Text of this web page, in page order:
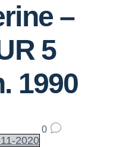
–
5
1990
0
2020